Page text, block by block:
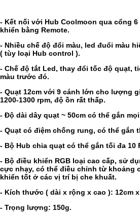
- Kết nối với Hub Coolmoon qua cổng
khiển bằng Remote.
- Nhiều chế độ đổi màu, led đuổi màu
( tùy loại Hub control ).
- Chế độ tắt Led, thay đổi tốc độ quạt,
màu trước đó.
- Quạt 12cm với 9 cánh lớn cho lượng
1200-1300 rpm, độ ồn rất thấp.
- Độ dài dây quạt ~ 50cm có thể gắn
- Quạt có điệm chống rung, có thể gắn
- Bộ Hub chia quạt có thể gắn tối đa 10
- Bộ điều khiển RGB loại cao cấp, sử
cực nhạy, có thể điều chỉnh từ khoảng
khiển tốt ở các vị trí bị che khuất.
- Kích thước ( dài x rộng x cao ): 12cm x
- Trọng lượng: 150g.